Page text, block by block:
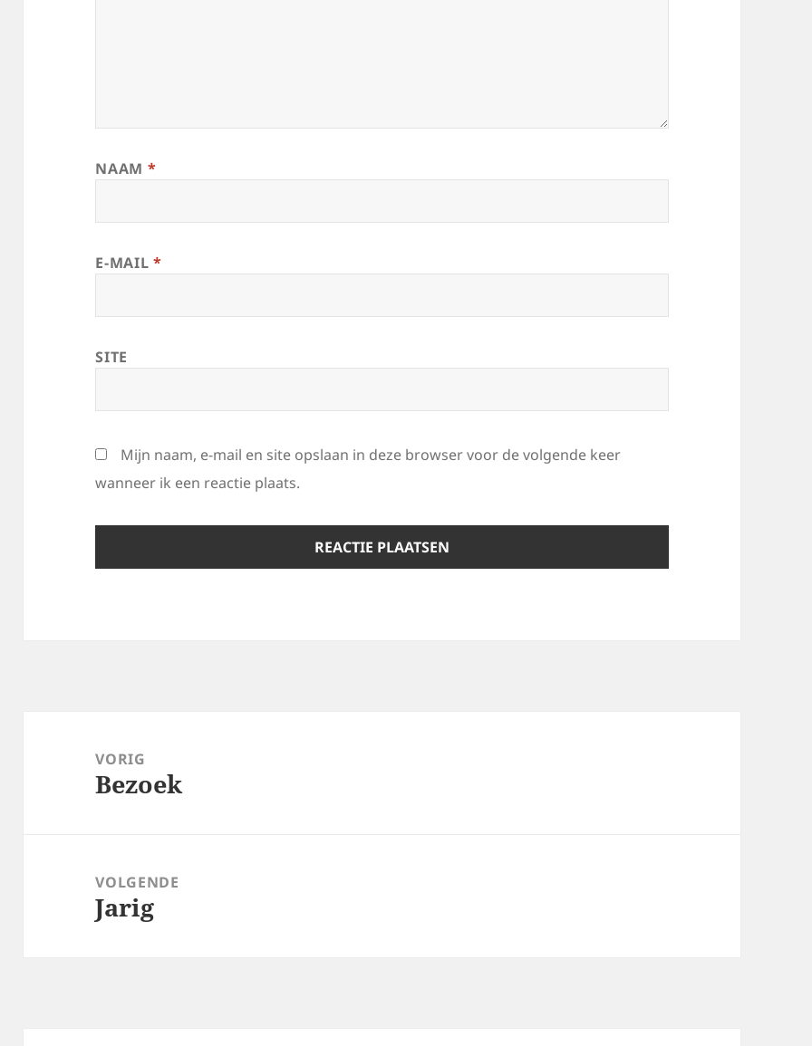
NAAM *
E-MAIL *
SITE
Mijn naam, e-mail en site opslaan in deze browser voor de volgende keer
wanneer ik een reactie plaats.
navigatieVORIG
Vorig
Bezoek
VOLGENDE
Volgend
Jarig